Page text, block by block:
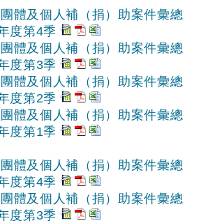
體及個人補（捐）助案件彙總
度第4季
體及個人補（捐）助案件彙總
度第3季
體及個人補（捐）助案件彙總
度第2季
體及個人補（捐）助案件彙總
度第1季
體及個人補（捐）助案件彙總
度第4季
體及個人補（捐）助案件彙總
度第3季